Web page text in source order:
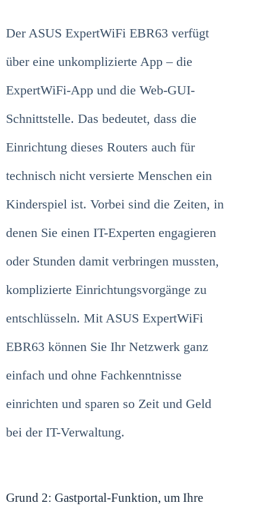
Der ASUS ExpertWiFi EBR63 verfügt
über eine unkomplizierte App – die
ExpertWiFi-App und die Web-GUI-
Schnittstelle. Das bedeutet, dass die
Einrichtung dieses Routers auch für
technisch nicht versierte Menschen ein
Kinderspiel ist. Vorbei sind die Zeiten, in
denen Sie einen IT-Experten engagieren
oder Stunden damit verbringen mussten,
komplizierte Einrichtungsvorgänge zu
entschlüsseln. Mit ASUS ExpertWiFi
EBR63 können Sie Ihr Netzwerk ganz
einfach und ohne Fachkenntnisse
einrichten und sparen so Zeit und Geld
bei der IT-Verwaltung.
Grund 2: Gastportal-Funktion, um Ihre